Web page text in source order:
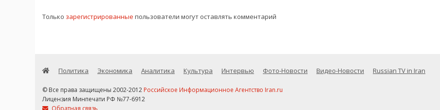
Только зарегистрированные пользователи могут оставлять комментарий
Политика Экономика Аналитика Культура Интервью Фото-Новости Видео-Новости Russian TV in Iran
© Все права защищены 2002-2012 Российское Информационное Агентство Iran.ru
Лицензия Минпечати РФ №77-6912
Обратная связь